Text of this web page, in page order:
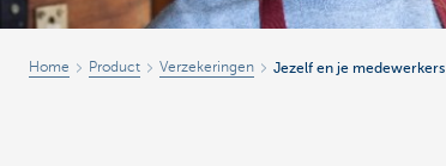
Home Product Verzekeringen Jezelf en je medewerkers